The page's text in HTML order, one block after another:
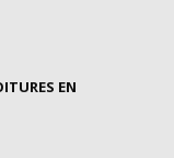
EN